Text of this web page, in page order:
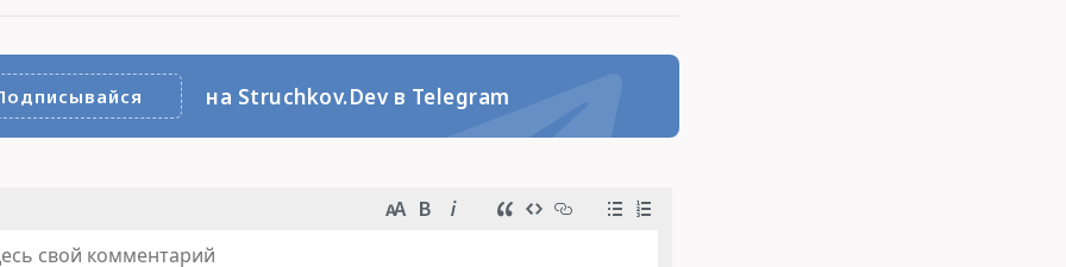
на Struchkov.Dev в Telegram